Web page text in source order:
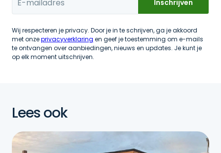
Wij respecteren je privacy. Door je in te schrijven, ga je akkoord
met onzeprivacyverklaring en geef je toestemming om e-mails
te ontvangen over aanbiedingen, nieuws en updates. Je kunt je
op elk moment uitschrijven.
Lees ook